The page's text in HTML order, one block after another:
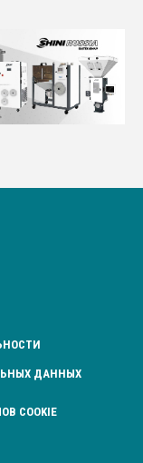
ДАННЫХ
COOKIE